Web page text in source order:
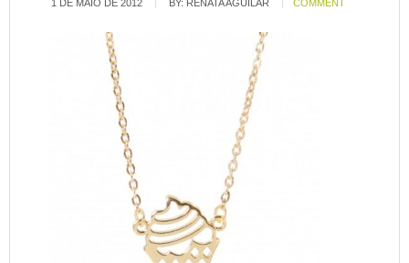
1 DE MAIO DE 2012 BY: RENATA AGUILAR COMMENT